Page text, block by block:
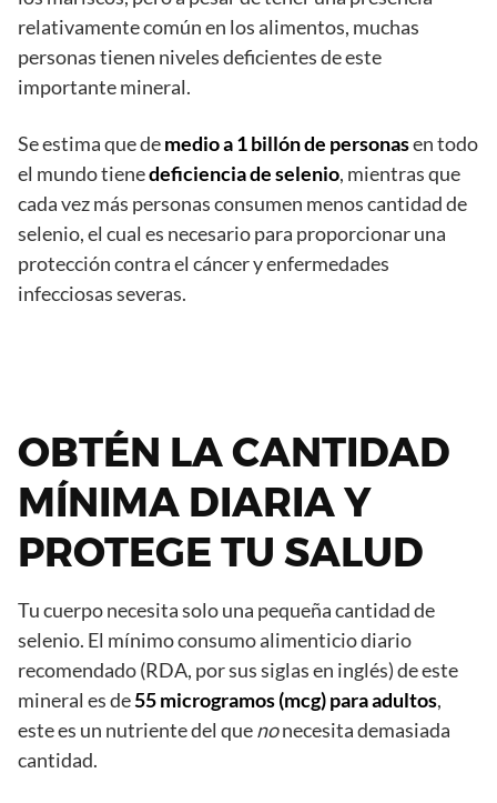
relativamente común en los alimentos, muchas
personas tienen niveles deficientes de este
importante mineral.
Se estima que demedio a 1 billón de personasen todo
el mundo tienedeficiencia de selenio, mientras que
cada vez más personas consumen menos cantidad de
selenio, el cual es necesario para proporcionar una
protección contra el cáncer y enfermedades
infecciosas severas.
OBTÉN LA CANTIDAD
MÍNIMA DIARIA Y
PROTEGE TU SALUD
Tu cuerpo necesita solo una pequeña cantidad de
selenio. El mínimo consumo alimenticio diario
recomendado (RDA, por sus siglas en inglés) de este
mineral es de55 microgramos (mcg) para adultos,
este es un nutriente del quenonecesita demasiada
cantidad.